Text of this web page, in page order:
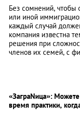
Без сомнений, чтобы
или иной
каждый случай
компания известна
решения при
членов их семей, с
«ЗаграNица»:
время практики,